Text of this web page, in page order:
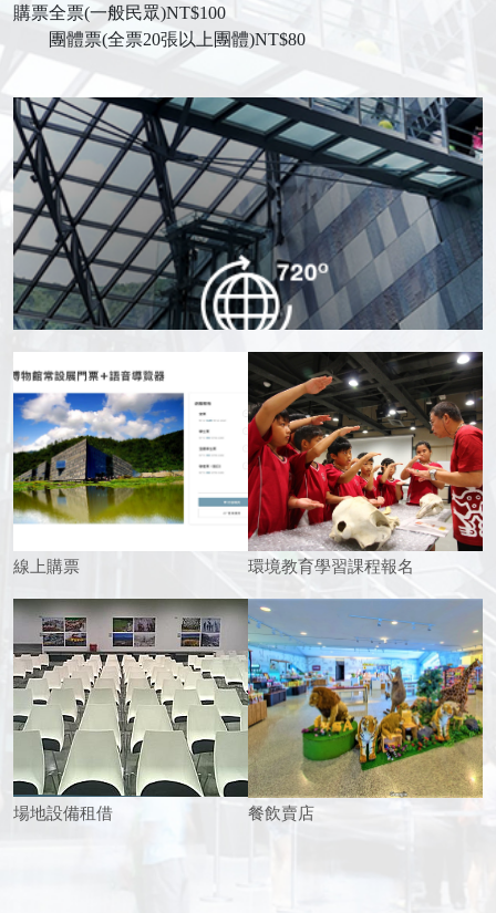
購票全票(一般民眾)NT$100
團體票(全票20張以上團體)NT$80
線上購票 環境教育學習課程報名
場地設備租借 餐飲賣店